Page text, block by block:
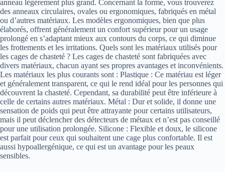
anneau légèrement plus grand. Concernant la forme, vous trouverez
des anneaux circulaires, ovales ou ergonomiques, fabriqués en métal
ou d’autres matériaux. Les modèles ergonomiques, bien que plus
élaborés, offrent généralement un confort supérieur pour un usage
prolongé en s’adaptant mieux aux contours du corps, ce qui diminue
les frottements et les irritations. Quels sont les matériaux utilisés pour
les cages de chasteté ? Les cages de chasteté sont fabriquées avec
divers matériaux, chacun ayant ses propres avantages et inconvénients.
Les matériaux les plus courants sont : Plastique : Ce matériau est léger
et généralement transparent, ce qui le rend idéal pour les personnes qui
découvrent la chasteté. Cependant, sa durabilité peut être inférieure à
celle de certains autres matériaux. Métal : Dur et solide, il donne une
sensation de poids qui peut être attrayante pour certains utilisateurs,
mais il peut déclencher des détecteurs de métaux et n’est pas conseillé
pour une utilisation prolongée. Silicone : Flexible et doux, le silicone
est parfait pour ceux qui souhaitent une cage plus confortable. Il est
aussi hypoallergénique, ce qui est un avantage pour les peaux
sensibles.